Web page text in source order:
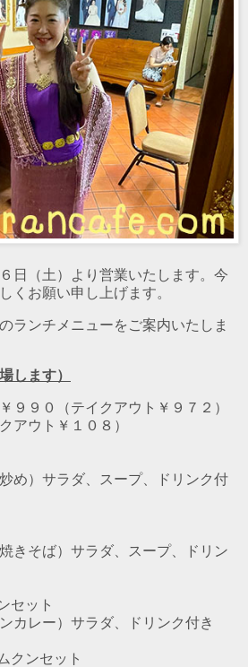
日（土）より営業いたします。今
くお願い申し上げます。
ランチメニューをご案内いたしま
します）
９９０（テイクアウト￥９７２）
アウト￥１０８）
め） サラダ、スープ、ドリンク付
きそば） サラダ、スープ、ドリン
セット
カレー） サラダ、ドリンク付き
クンセット